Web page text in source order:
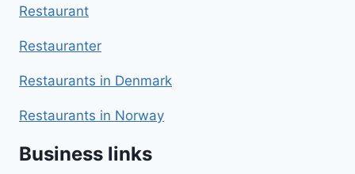
Restaurant
Restauranter
Restaurants in Denmark
Restaurants in Norway
Business links